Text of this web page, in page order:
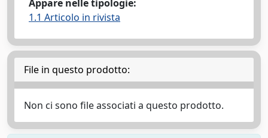
Appare nelle tipologie:
1.1 Articolo in rivista
File in questo prodotto:
Non ci sono file associati a questo prodotto.